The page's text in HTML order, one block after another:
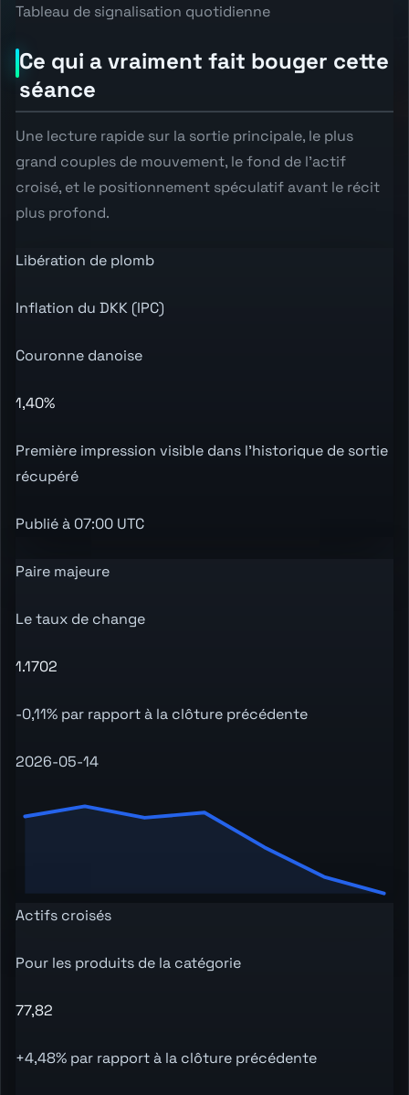
Tableau de signalisation quotidienne
Ce qui a vraiment fait bouger cette
séance
Une lecture rapide sur la sortie principale, le plus
grand couples de mouvement, le fond de l'actif
croisé, et le positionnement spéculatif avant le récit
plus profond.
Libération de plomb
Inflation du DKK (IPC)
Couronne danoise
1,40%
Première impression visible dans l'historique de sortie
récupéré
Publié à 07:00 UTC
Paire majeure
Le taux de change
1.1702
-0,11% par rapport à la clôture précédente
2026-05-14
Actifs croisés
Pour les produits de la catégorie
77,82
+4,48% par rapport à la clôture précédente